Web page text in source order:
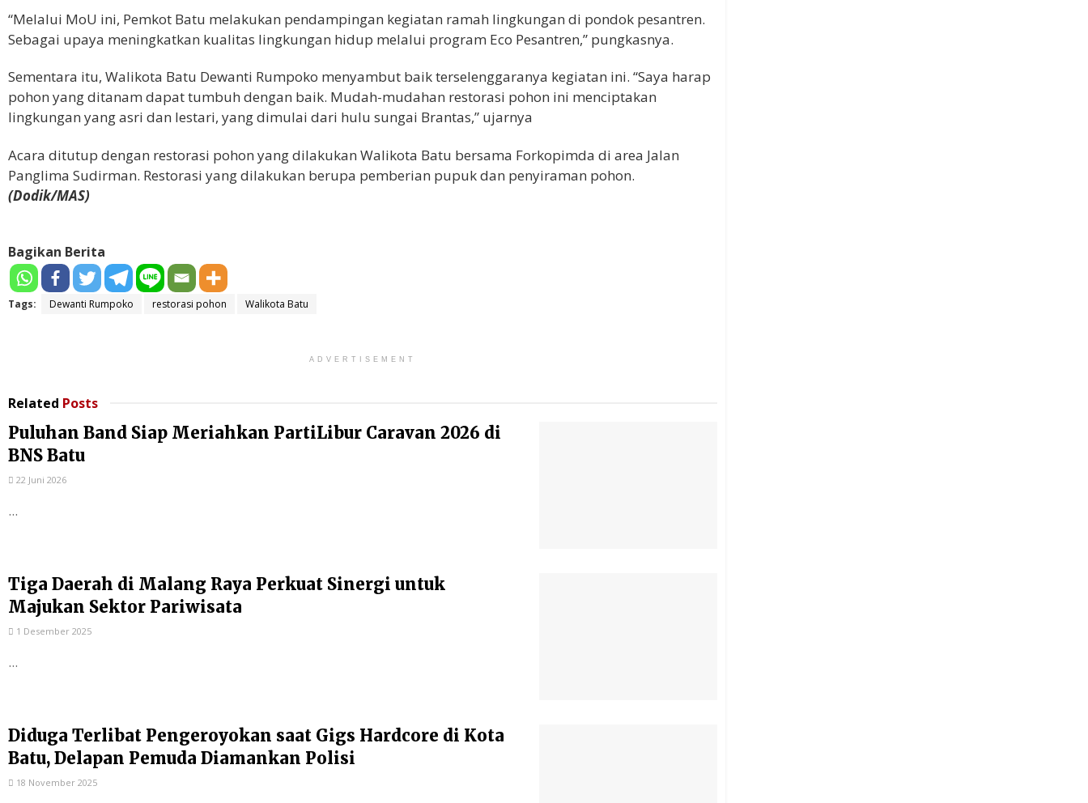
“Melalui MoU ini, Pemkot Batu melakukan pendampingan kegiatan ramah lingkungan di pondok pesantren.
Sebagai upaya meningkatkan kualitas lingkungan hidup melalui program Eco Pesantren,” pungkasnya.
Sementara itu, Walikota Batu Dewanti Rumpoko menyambut baik terselenggaranya kegiatan ini. “Saya harap
pohon yang ditanam dapat tumbuh dengan baik. Mudah-mudahan restorasi pohon ini menciptakan
lingkungan yang asri dan lestari, yang dimulai dari hulu sungai Brantas,” ujarnya
Acara ditutup dengan restorasi pohon yang dilakukan Walikota Batu bersama Forkopimda di area Jalan
Panglima Sudirman. Restorasi yang dilakukan berupa pemberian pupuk dan penyiraman pohon.
(Dodik/MAS)
Bagikan Berita
Tags: Dewanti Rumpoko restorasi pohon Walikota Batu
ADVERTISEMENT
Related Posts
Puluhan Band Siap Meriahkan PartiLibur Caravan 2026 di
BNS Batu
22 Juni 2026
...
Tiga Daerah di Malang Raya Perkuat Sinergi untuk
Majukan Sektor Pariwisata
1 Desember 2025
...
Diduga Terlibat Pengeroyokan saat Gigs Hardcore di Kota
Batu, Delapan Pemuda Diamankan Polisi
18 November 2025